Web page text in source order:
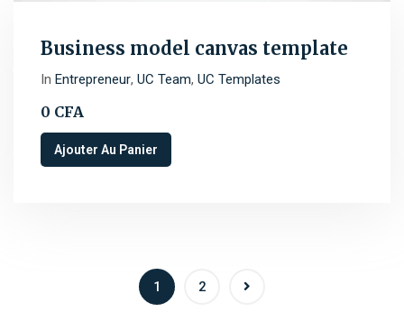
Business model canvas template
In Entrepreneur, UC Team, UC Templates
0 CFA
Ajouter Au Panier
1 2